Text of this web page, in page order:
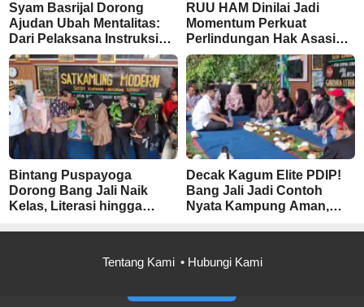
Syam Basrijal Dorong
Ajudan Ubah Mentalitas:
Dari Pelaksana Instruksi
Jadi Pencipta Nilai
RUU HAM Dinilai Jadi
Momentum Perkuat
Perlindungan Hak Asasi
Manusia, Partisipasi Publik
Perlu Dimaksimalkan
Bintang Puspayoga
Dorong Bang Jali Naik
Kelas, Literasi hingga
Decak Kagum Elite PDIP!
Bang Jali Jadi Contoh
Nyata Kampung Aman,
Tentang Kami Hubungi Kami